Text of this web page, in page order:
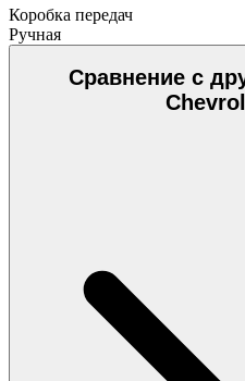
Коробка передач
Ручная
Сравнение с